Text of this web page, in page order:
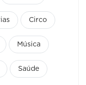
Circo
Música
Saúde